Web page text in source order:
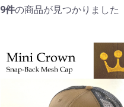
9件の商品が見つかりました